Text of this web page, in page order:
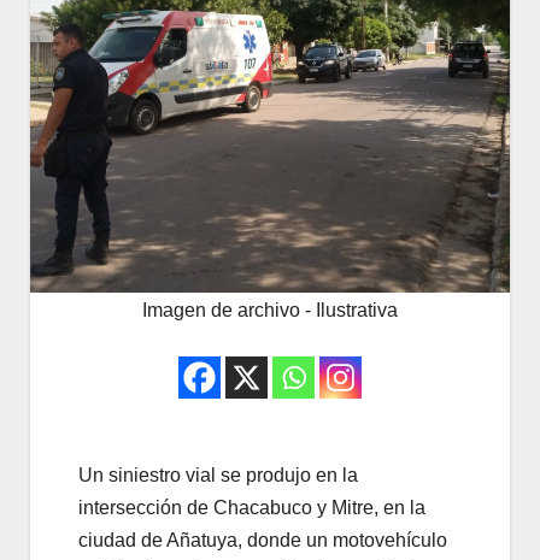
Imagen de archivo - Ilustrativa
Un siniestro vial se produjo en la
intersección de Chacabuco y Mitre, en la
ciudad de Añatuya, donde un motovehículo